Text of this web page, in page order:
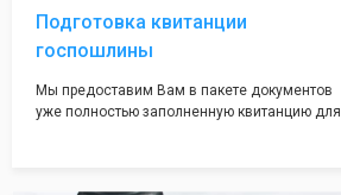
Подготовка квитанции
госпошлины
Мы предоставим Вам в пакете документов
уже полностью заполненную квитанцию для